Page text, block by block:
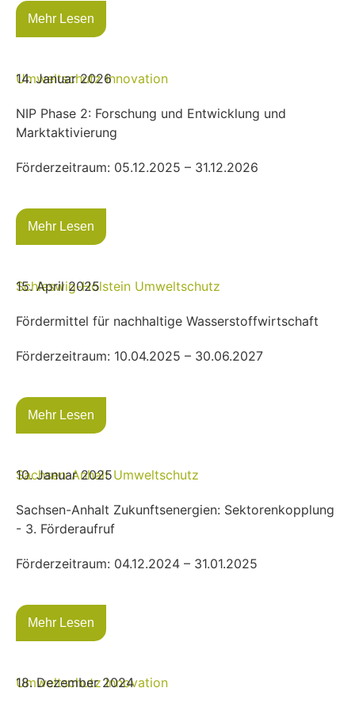
Mehr Lesen
Umweltschutz Innovation
14. Januar 2026
NIP Phase 2: Forschung und Entwicklung und
Marktaktivierung
Förderzeitraum: 05.12.2025 – 31.12.2026
Mehr Lesen
Schleswig-Holstein Umweltschutz
15. April 2025
Fördermittel für nachhaltige Wasserstoffwirtschaft
Förderzeitraum: 10.04.2025 – 30.06.2027
Mehr Lesen
Sachsen-Anhalt Umweltschutz
10. Januar 2025
Sachsen-Anhalt Zukunftsenergien: Sektorenkopplung
- 3. Förderaufruf
Förderzeitraum: 04.12.2024 – 31.01.2025
Mehr Lesen
Umweltschutz Innovation
18. Dezember 2024